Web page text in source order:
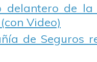
delantero de
Video)
de Seguros